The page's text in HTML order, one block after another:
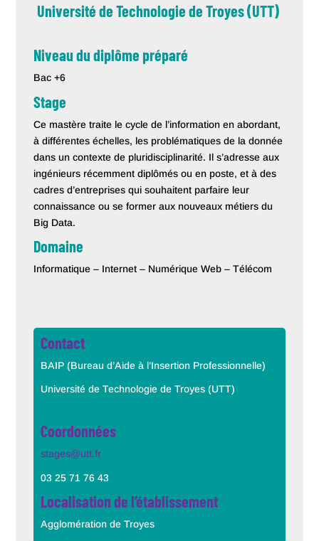
Université de Technologie de Troyes (UTT)
Niveau du diplôme préparé
Bac +6
Stage
Ce mastère traite le cycle de l’information en abordant,
à différentes échelles, les problématiques de la donnée
dans un contexte de pluridisciplinarité. Il s’adresse aux
ingénieurs récemment diplômés ou en poste, et à des
cadres d’entreprises qui souhaitent parfaire leur
connaissance ou se former aux nouveaux métiers du
Big Data.
Domaine
Informatique – Internet – Numérique Web – Télécom
Contact
BAIP (Bureau d’Aide à l’Insertion Professionnelle)
Université de Technologie de Troyes (UTT)
Coordonnées
stages@utt.fr
03 25 71 76 43
Localisation de l’établissement
Agglomération de Troyes